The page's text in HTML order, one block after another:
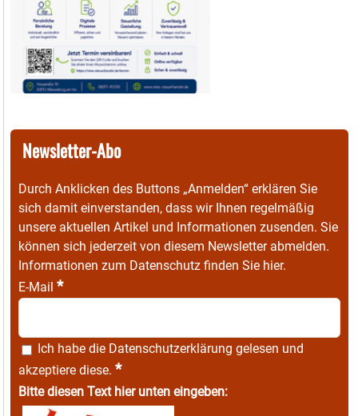
Newsletter-Abo
Durch Anklicken des Buttons „Anmelden“ erklären Sie
sich damit einverstanden, dass wir Ihnen regelmäßig
unsere aktuellen Artikel und Informationen zusenden. Sie
können sich jederzeit von diesem Newsletter abmelden.
Informationen zum Datenschutz finden Sie hier.
E-Mail *
Ich habe die Datenschutzerklärung gelesen und
akzeptiere diese. *
Bitte diesen Text hier unten eingeben: